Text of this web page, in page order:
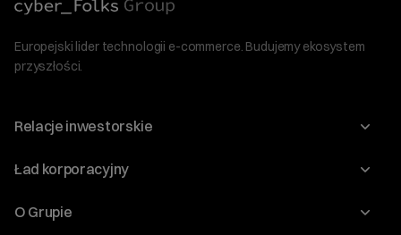
Europejski lider technologii e-commerce. Budujemy ekosystem
przyszłości.
Relacje inwestorskie
Raporty
Ład korporacyjny
Walne Zgromadzenia
O Grupie